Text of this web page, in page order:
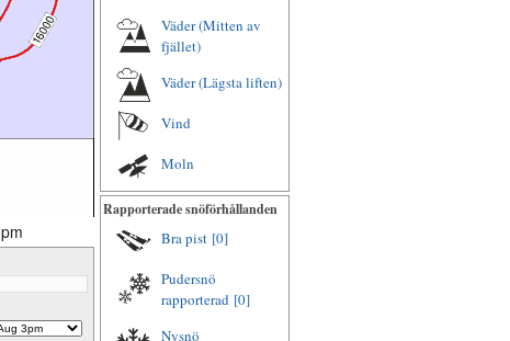
Väder (Mitten av
fjället)
Väder (Lägsta liften)
Vind
Moln
Rapporterade snöförhållanden
Bra pist [0]
Pudersnö
rapporterad [0]
Nysnö